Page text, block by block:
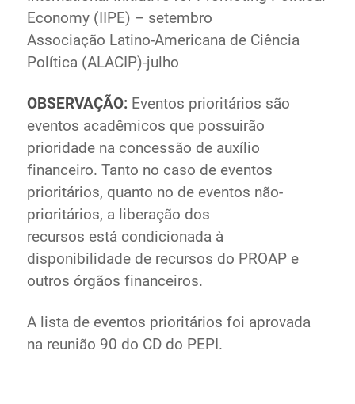
Economy (IIPE) – setembro
Associação Latino-Americana de Ciência
Política (ALACIP)-julho
OBSERVAÇÃO:Eventos prioritários são
eventos acadêmicos que possuirão
prioridade na concessão de auxílio
financeiro. Tanto no caso de eventos
prioritários, quanto no de eventos não-
prioritários, a liberação dos
recursos está condicionada à
disponibilidade de recursos do PROAP e
outros órgãos financeiros.
A lista de eventos prioritários foi aprovada
na reunião 90 do CD do PEPI.